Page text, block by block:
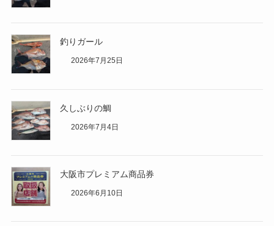
釣りガール
2026年7月25日
久しぶりの鯛
2026年7月4日
大阪市プレミアム商品券
2026年6月10日